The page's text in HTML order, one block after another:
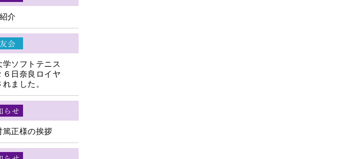
介
ソフトテニス
日奈良ロイヤ
ました。
正様の挨拶